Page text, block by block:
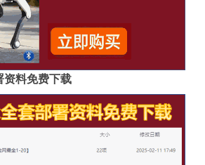
料免费下载